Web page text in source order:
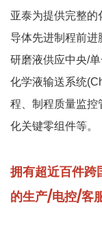
亚泰为提供完整的
导体先进制程前进
研磨液供应中央/
化学液输送系统
程、制程质量监控
化关键零组件等。
拥有超近百件跨
的生产/电控/客